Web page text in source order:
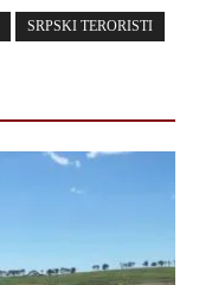
SRPSKI TERORISTI